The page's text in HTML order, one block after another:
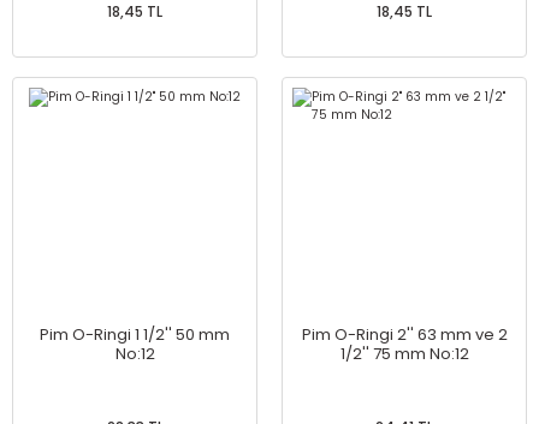
18,45 TL 18,45 TL
Pim O-Ringi 1 1/2'' 50 mm
No:12
Pim O-Ringi 2'' 63 mm ve 2
1/2'' 75 mm No:12